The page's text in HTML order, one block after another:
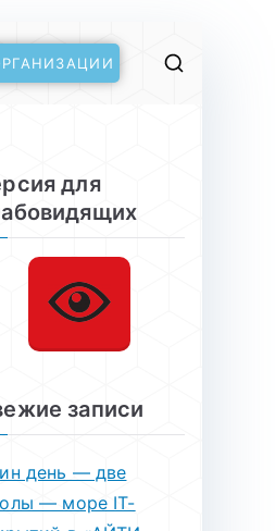
для
записи
день — две
— море IT-